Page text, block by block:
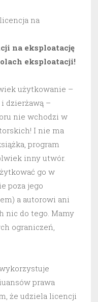
na
na eksploatację
eksploatacji!
użytkowanie –
dzierżawą –
nie wchodzi w
I nie ma
program
inny utwór.
go w
poza jego
a autorowi ani
nic do tego. Mamy
ograniczeń,
prawa
że udziela licencji